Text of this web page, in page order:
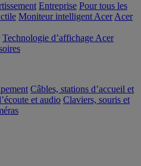
Entreprise Pour tous les
Moniteur intelligent Acer Acer
Technologie d’affichage Acer
Câbles, stations d’accueil et
et audio Claviers, souris et